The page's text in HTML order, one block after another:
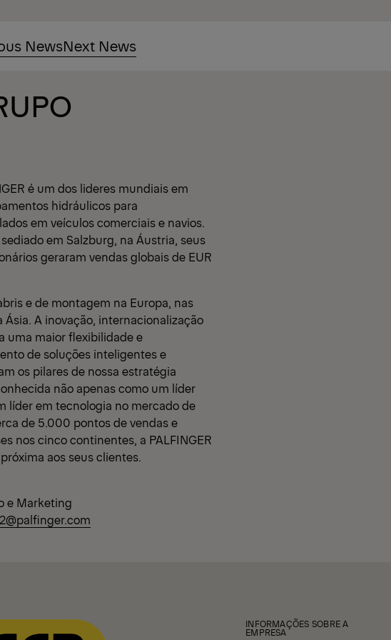
NewsNext News
é um dos lideres mundiais em
hidráulicos para
em veículos comerciais e navios.
em Salzburg, na Áustria, seus
geraram vendas globais de EUR
e de montagem na Europa, nas
A inovação, internacionalização
uma maior flexibilidade e
de soluções inteligentes e
os pilares de nossa estratégia
não apenas como um líder
líder em tecnologia no mercado de
de 5.000 pontos de vendas e
nos cinco continentes, a PALFINGER
aos seus clientes.
e Marketing
INFORMAÇÕES SOBRE A
EMPRESA